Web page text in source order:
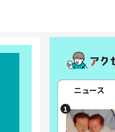
ニュース